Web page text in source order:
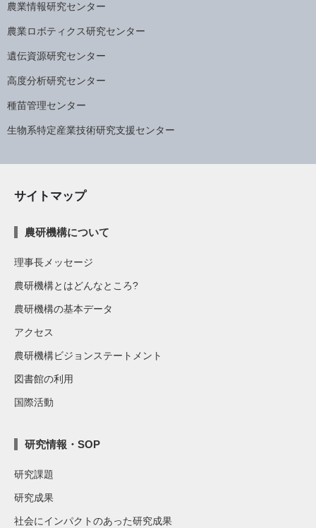
農業情報研究センター
農業ロボティクス研究センター
遺伝資源研究センター
高度分析研究センター
種苗管理センター
生物系特定産業技術研究支援センター
サイトマップ
農研機構について
理事長メッセージ
農研機構とはどんなところ?
農研機構の基本データ
アクセス
農研機構ビジョンステートメント
図書館の利用
国際活動
研究情報・SOP
研究課題
研究成果
社会にインパクトのあった研究成果